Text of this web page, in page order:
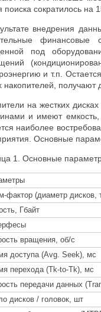
поиска сократилось на
внедрения
финансовые
под
и т.п.
накопителей, получают
на жестких
и имеют
наиболее
Основные
1. Основные
фактор (диаметр
Гбайт
вращения, об/с
доступа (Avg. Seek), мс
перехода (Tk-to-Tk), мс
передачи данных (
дисков / головок, шт